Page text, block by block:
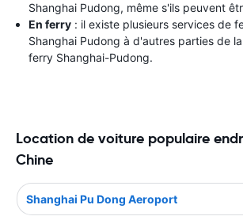
Shanghai Pudong, même s'ils peuvent
En ferry : il existe plusieurs services de
Shanghai Pudong à d'autres parties de
ferry Shanghai-Pudong.
Location de voiture populaire
Chine
Shanghai Pu Dong Aeroport